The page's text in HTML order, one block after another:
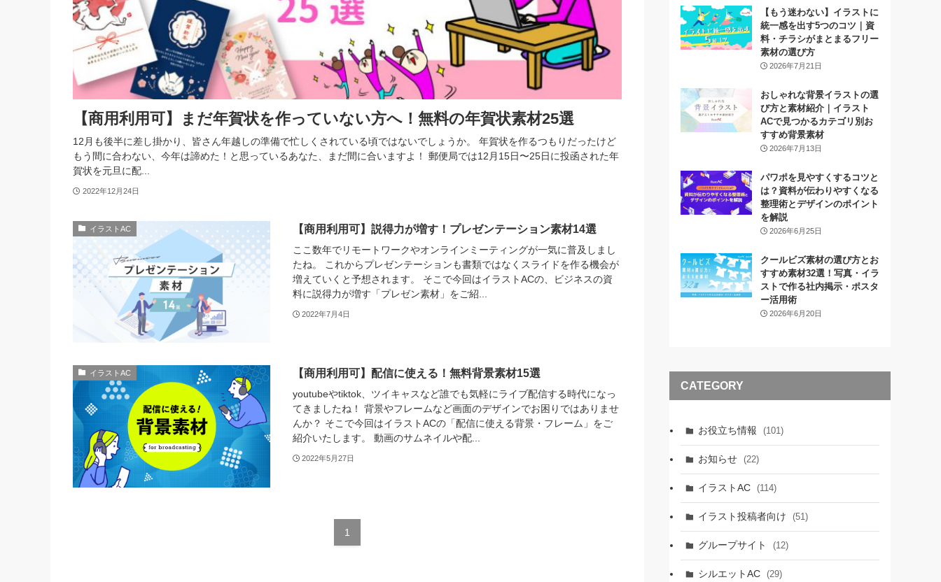
【商用利用可】まだ年賀状を作っていない方へ！無料の年賀状素材25選
12月も後半に差し掛かり、皆さん年越しの準備で忙しくされている頃ではないでしょうか。 年賀状を作るつもりだったけど
もう間に合わない、今年は諦めた！と思っているあなた、まだ間に合いますよ！ 郵便局では12月15日〜25日に投函された年
賀状を元旦に配...
2022年12月24日
イラストAC 【商用利用可】説得力が増す！プレゼンテーション素材14選
ここ数年でリモートワークやオンラインミーティングが一気に普及しまし
たね。 これからプレゼンテーションも書類ではなくスライドを作る機会が
増えていくと予想されます。 そこで今回はイラストACの、ビジネスの資
料に説得力が増す「プレゼン素材」をご紹...
2022年7月4日
イラストAC 【商用利用可】配信に使える！無料背景素材15選
youtubeやtiktok、ツイキャスなど誰でも気軽にライブ配信する時代になっ
てきましたね！ 背景やフレームなど画面のデザインでお困りではありませ
んか？ そこで今回はイラストACの「配信に使える背景・フレーム」をご
紹介いたします。 動画のサムネイルや配...
2022年5月27日
1
【もう迷わない】イラストに
統一感を出す5つのコツ｜資
料・チラシがまとまるフリー
素材の選び方
2026年7月21日
おしゃれな背景イラストの選
び方と素材紹介｜イラスト
ACで見つかるカテゴリ別お
すすめ背景素材
2026年7月13日
パワポを見やすくするコツと
は？資料が伝わりやすくなる
整理術とデザインのポイント
を解説
2026年6月25日
クールビズ素材の選び方とお
すすめ素材32選！写真・イラ
ストで作る社内掲示・ポスタ
ー活用術
2026年6月20日
CATEGORY
お役立ち情報 (101)
お知らせ (22)
イラストAC (114)
イラスト投稿者向け (51)
グループサイト (12)
シルエットAC (29)